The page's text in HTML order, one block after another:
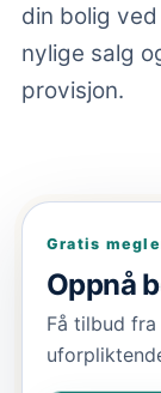
din bolig
nylige salg
provisjon.
Gratis
Oppnå
Få tilbud